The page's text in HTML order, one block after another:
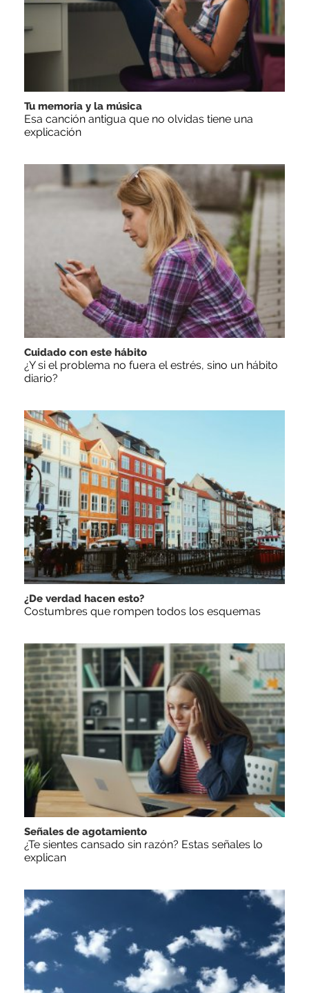
Tu memoria y la música
Esa canción antigua que no olvidas tiene una
explicación
Cuidado con este hábito
¿Y si el problema no fuera el estrés, sino un hábito
diario?
¿De verdad hacen esto?
Costumbres que rompen todos los esquemas
Señales de agotamiento
¿Te sientes cansado sin razón? Estas señales lo
explican